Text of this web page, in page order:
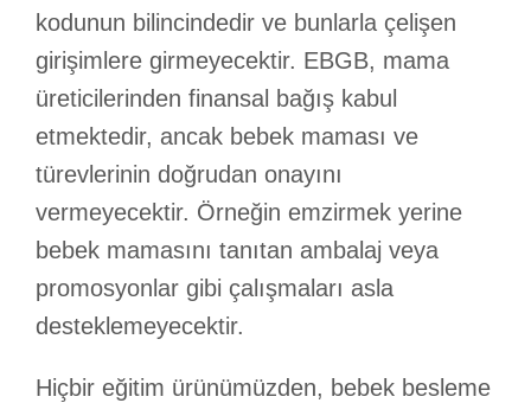
kodunun bilincindedir ve bunlarla çelişen
girişimlere girmeyecektir. EBGB, mama
üreticilerinden finansal bağış kabul
etmektedir, ancak bebek maması ve
türevlerinin doğrudan onayını
vermeyecektir. Örneğin emzirmek yerine
bebek mamasını tanıtan ambalaj veya
promosyonlar gibi çalışmaları asla
desteklemeyecektir.
Hiçbir eğitim ürünümüzden, bebek besleme